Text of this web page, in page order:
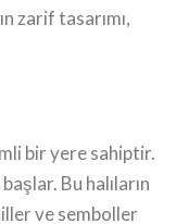
zarif tasarımı,
bir yere sahiptir.
Bu halıların
ve semboller